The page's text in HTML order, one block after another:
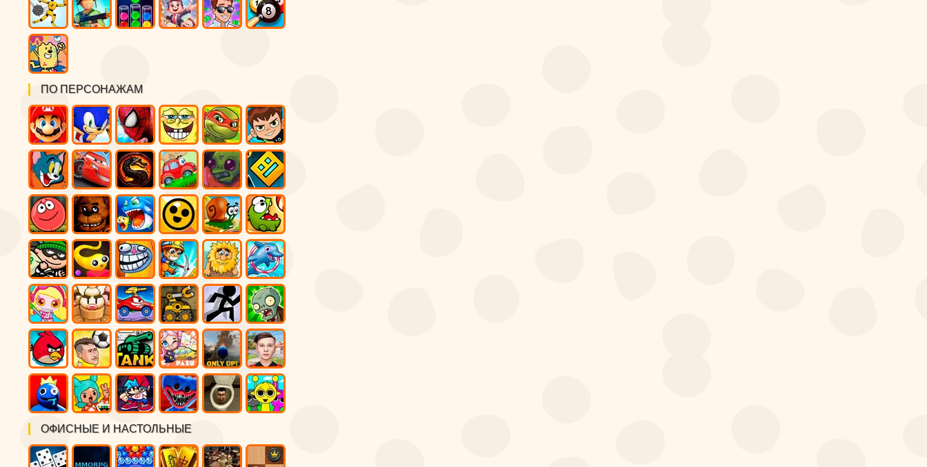
ПО ПЕРСОНАЖАМ
ОФИСНЫЕ И НАСТОЛЬНЫЕ